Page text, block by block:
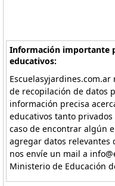
Información importante
educativos:
de recopilación de datos
información precisa
educativos tanto
caso de encontrar algún
agregar datos
nos envíe un mail a
Ministerio de Educación